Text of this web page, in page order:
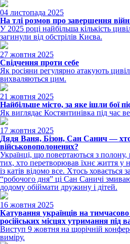
04 листопада 2025
На тлі розмов про завершення
У 2025 році найбільша кількість
загинули від обстрілів Києва.
27 жовтня 2025
Свідчення проти себе
Як росіяни регулярно атакують
вихваляються цим.
21 жовтня 2025
Найбільше місто, за яке ішли бої
Як виглядає Костянтинівка під час
17 жовтня 2025
Дядя Ваня, Бізон, Сан Санич — хто
військовополонених?
Українці, що повертаються з полону,
тих, хто перетворював їхнє життя у
із катів відомо все. Хтось ховається
“робочого дня” ці Сан Саничі
додому обіймати дружину і дітей.
16 жовтня 2025
Катування українців на тимчасово
російських місцях утримання під
Виступ 9 жовтня на щорічній
виміру.